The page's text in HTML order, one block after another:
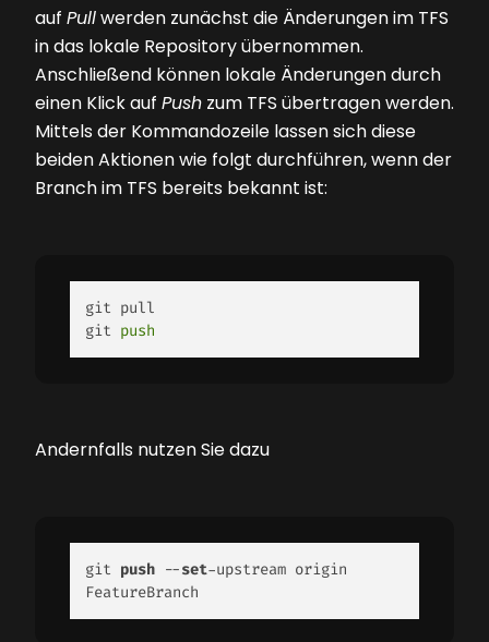
auf Pullwerden zunächst die Änderungen im TFS
in das lokale Repository übernommen.
Anschließend können lokale Änderungen durch
einen Klick auf Push zum TFS übertragen werden.
Mittels der Kommandozeile lassen sich diese
beiden Aktionen wie folgt durchführen, wenn der
­Branch im TFS bereits bekannt ist:
git pull
git push
Andernfalls nutzen Sie dazu
git push --set-upstream origin
FeatureBranch